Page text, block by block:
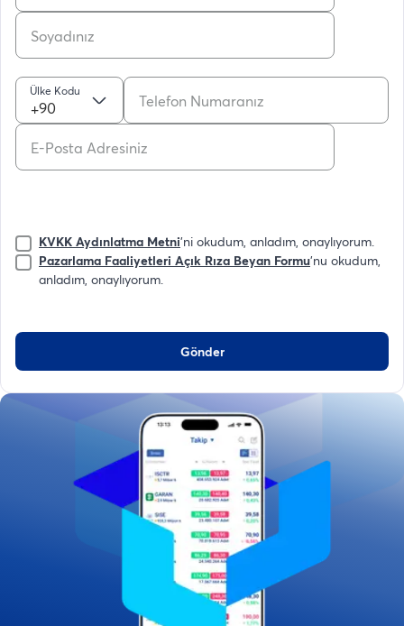
Ülke Kodu
+90
KVKK Aydınlatma Metni'ni okudum, anladım, onaylıyorum.
Pazarlama Faaliyetleri Açık Rıza Beyan Formu'nu okudum,
anladım, onaylıyorum.
Gönder